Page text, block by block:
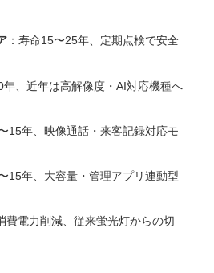
：寿命15〜25年、定期点検で安全
年、近年は高解像度・AI対応機種へ
15年、映像通話・来客記録対応モ
15年、大容量・管理アプリ連動型
費電力削減、従来蛍光灯からの切